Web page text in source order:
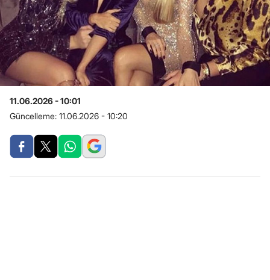
11.06.2026 - 10:01
Güncelleme: 11.06.2026 - 10:20